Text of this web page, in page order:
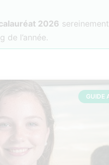
2026
l’année.
GUIDE